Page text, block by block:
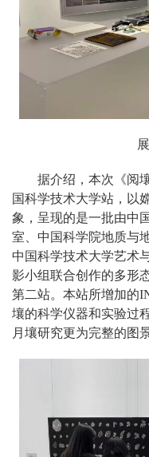
据介绍，本次《阅
国科学技术大学站，以
象，呈现的是一批由中
室、中国科学院地质与
中国科学技术大学艺术
影小组联合创作的多形
第二站。本站所增加的
壤的科学仪器和实验过
月壤研究更为完整的图景